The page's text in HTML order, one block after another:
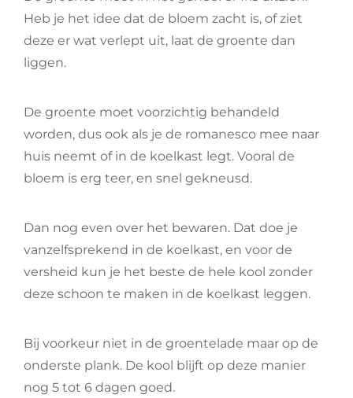
Heb je het idee dat de bloem zacht is, of ziet
deze er wat verlept uit, laat de groente dan
liggen.
De groente moet voorzichtig behandeld
worden, dus ook als je de romanesco mee naar
huis neemt of in de koelkast legt. Vooral de
bloem is erg teer, en snel gekneusd.
Dan nog even over het bewaren. Dat doe je
vanzelfsprekend in de koelkast, en voor de
versheid kun je het beste de hele kool zonder
deze schoon te maken in de koelkast leggen.
Bij voorkeur niet in de groentelade maar op de
onderste plank. De kool blijft op deze manier
nog 5 tot 6 dagen goed.